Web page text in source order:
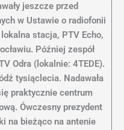
jeszcze przed
w Ustawie o radiofonii
stacja, PTV Echo,
Później zespół
Odra (lokalnie: 4TEDE).
tysiąclecia. Nadawała
praktycznie centrum
Ówczesny prezydent
na bieżąco na antenie